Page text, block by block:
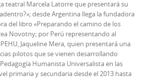
teatral Marcela Latorre que presentará su
desde Argentina llega la fundadora
del libro «Preparando el camino de los
Novotny; por Perú representando al
Jaqueline Mera, quien presentará una
pilotos que se vienen desarrollando
Humanista Universalista en las
primaria y secundaria desde el 2013 hasta